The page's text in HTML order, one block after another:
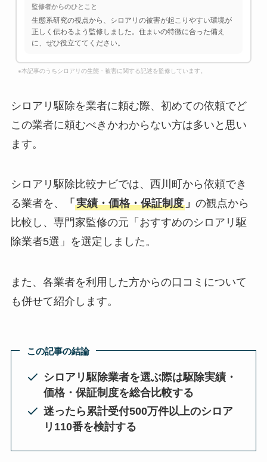
監修者からのひとこと
生態系研究の視点から、シロアリの被害が起こりやすい環境が
正しく伝わるよう監修しました。住まいの特徴に合った備え
に、ぜひ役立ててください。
※本記事のうちシロアリの生態・被害に関する記述を監修しています。
シロアリ駆除を業者に頼む際、初めての依頼でど
この業者に頼むべきかわからない方は多いと思い
ます。
シロアリ駆除比較ナビでは、西川町から依頼でき
る業者を、
「 実績・価格・保証制度」 の観点から
比較し、専門家監修の元「おすすめのシロアリ駆
除業者5選」を選定しました。
また、各業者を利用した方からの口コミについて
も併せて紹介します。
この記事の結論
シロアリ駆除業者を選ぶ際は駆除実績・
価格・保証制度を総合比較する
迷ったら累計受付500万件以上のシロア
リ110番を検討する